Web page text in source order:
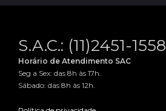
S.A.C.: (11)2451-1558
Horário de Atendimento SAC
Seg a Sex: das 8h às 17h.
Sábado: das 8h às 12h.